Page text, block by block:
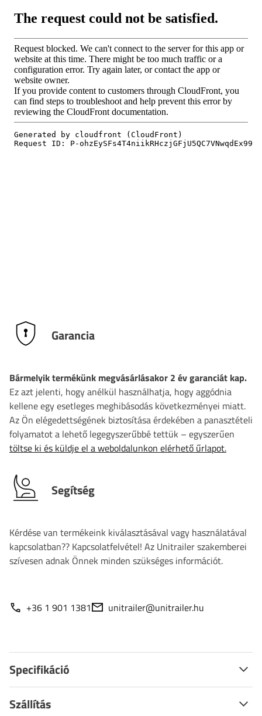
Garancia
Bármelyik termékünk megvásárlásakor 2 év garanciát kap.
Ez azt jelenti, hogy anélkül használhatja, hogy aggódnia
kellene egy esetleges meghibásodás következményei miatt.
Az Ön elégedettségének biztosítása érdekében a panasztételi
folyamatot a lehető legegyszerűbbé tettük – egyszerűen
töltse ki és küldje el a weboldalunkon elérhető űrlapot.
Segítség
Kérdése van termékeink kiválasztásával vagy használatával
kapcsolatban?? Kapcsolatfelvétel! Az Unitrailer szakemberei
szívesen adnak Önnek minden szükséges információt.
+36 1 901 1381 unitrailer@unitrailer.hu
Specifikáció
Szállítás